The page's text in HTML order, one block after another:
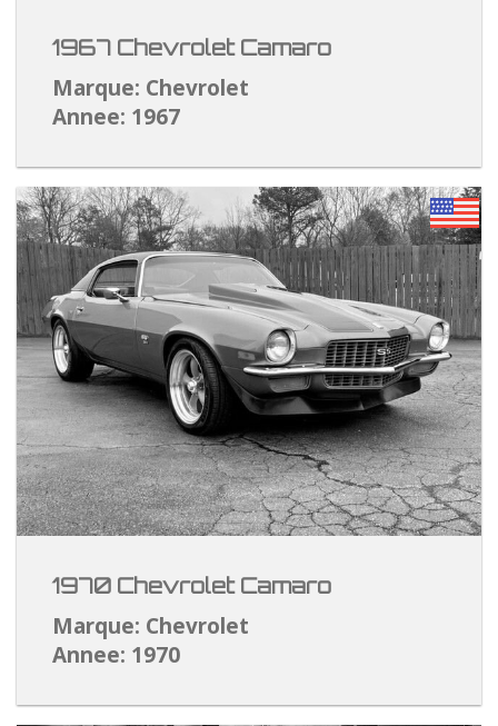
1967 Chevrolet Camaro
Marque: Chevrolet
Annee: 1967
1970 Chevrolet Camaro
Marque: Chevrolet
Annee: 1970